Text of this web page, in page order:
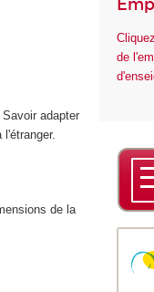
adapter
de la
de